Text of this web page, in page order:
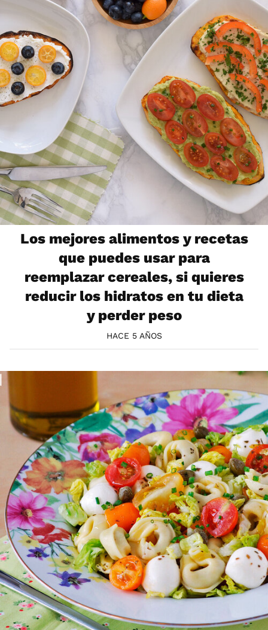
Los mejores alimentos y recetas
que puedes usar para
reemplazar cereales, si quieres
reducir los hidratos en tu dieta
y perder peso
HACE 5 AÑOS